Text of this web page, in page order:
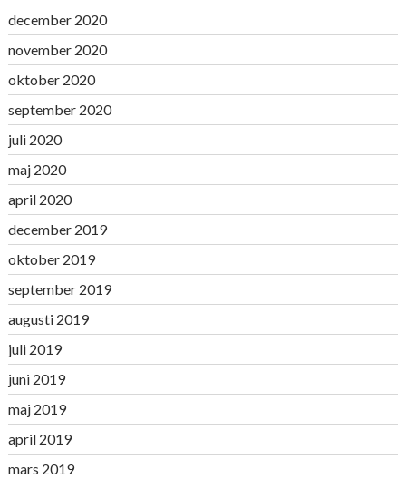
december 2020
november 2020
oktober 2020
september 2020
juli 2020
maj 2020
april 2020
december 2019
oktober 2019
september 2019
augusti 2019
juli 2019
juni 2019
maj 2019
april 2019
mars 2019